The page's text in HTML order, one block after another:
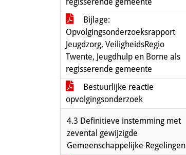
Bijlage:
Opvolgingsonderzoeksrapport
Jeugdzorg, VeiligheidsRegio
Twente, Jeugdhulp en Borne als
regisserende gemeente
Bestuurlijke reactie
opvolgingsonderzoek
4.3 Definitieve instemming met
zevental gewijzigde
Gemeenschappelijke Regelingen